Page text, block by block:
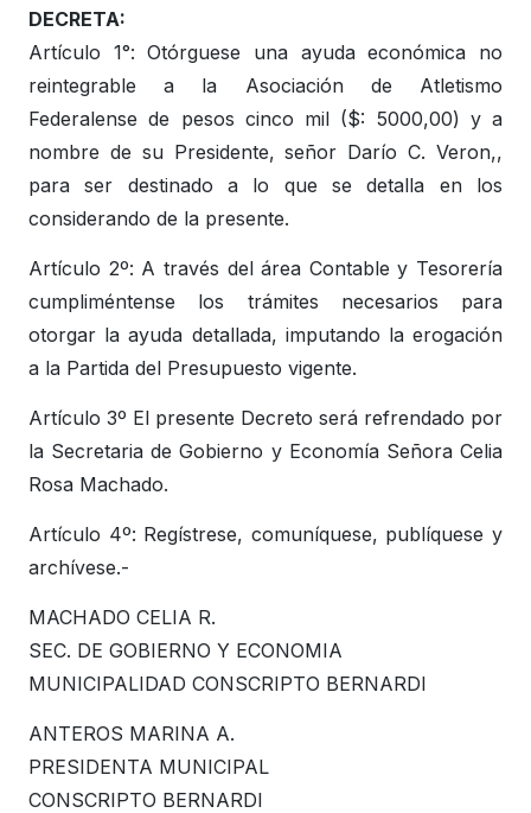
DECRETA:
Artículo 1°: Otórguese una ayuda económica no
reintegrable a la Asociación de Atletismo
Federalense de pesos cinco mil ($: 5000,00) y a
nombre de su Presidente, señor Darío C. Veron,,
para ser destinado a lo que se detalla en los
considerando de la presente.
Artículo 2º: A través del área Contable y Tesorería
cumpliméntense los trámites necesarios para
otorgar la ayuda detallada, imputando la erogación
a la Partida del Presupuesto vigente.
Artículo 3º El presente Decreto será refrendado por
la Secretaria de Gobierno y Economía Señora Celia
Rosa Machado.
Artículo 4º: Regístrese, comuníquese, publíquese y
archívese.-
MACHADO CELIA R.
SEC. DE GOBIERNO Y ECONOMIA
MUNICIPALIDAD CONSCRIPTO BERNARDI
ANTEROS MARINA A.
PRESIDENTA MUNICIPAL
CONSCRIPTO BERNARDI